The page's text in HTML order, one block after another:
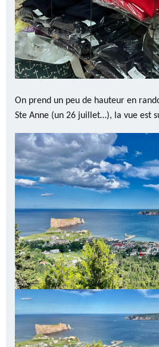
On prend un peu de hauteur en
Ste Anne (un 26 juillet…), la vue est